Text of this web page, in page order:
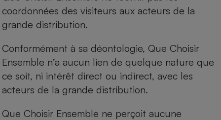
coordonnées des visiteurs aux acteurs de la
grande distribution.
Conformément à sa déontologie, Que Choisir
Ensemble n’a aucun lien de quelque nature que
ce soit, ni intérêt direct ou indirect, avec les
acteurs de la grande distribution.
Que Choisir Ensemble ne perçoit aucune